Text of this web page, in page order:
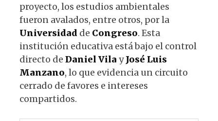
proyecto, los estudios ambientales
fueron avalados, entre otros, por la
Universidad de Congreso. Esta
institución educativa está bajo el control
directo de Daniel Vila yJosé Luis
Manzano, lo que evidencia un circuito
cerrado de favores e intereses
compartidos.